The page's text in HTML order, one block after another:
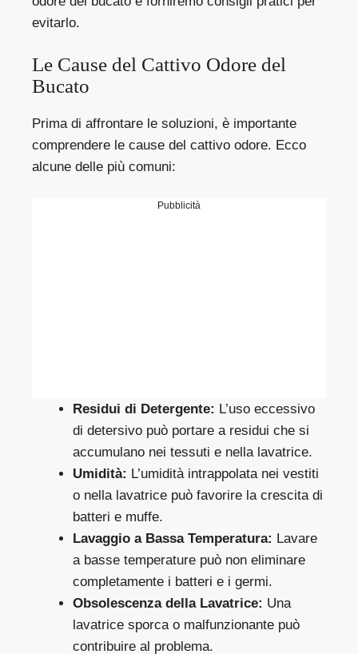
evitarlo.
Le Cause del Cattivo Odore del
Bucato
Prima di affrontare le soluzioni, è importante
comprendere le cause del cattivo odore. Ecco
alcune delle più comuni:
Pubblicità
Residui di Detergente: L’uso eccessivo
di detersivo può portare a residui che si
accumulano nei tessuti e nella lavatrice.
Umidità: L’umidità intrappolata nei vestiti
o nella lavatrice può favorire la crescita di
batteri e muffe.
Lavaggio a Bassa Temperatura: Lavare
a basse temperature può non eliminare
completamente i batteri e i germi.
Obsolescenza della Lavatrice: Una
lavatrice sporca o malfunzionante può
contribuire al problema.